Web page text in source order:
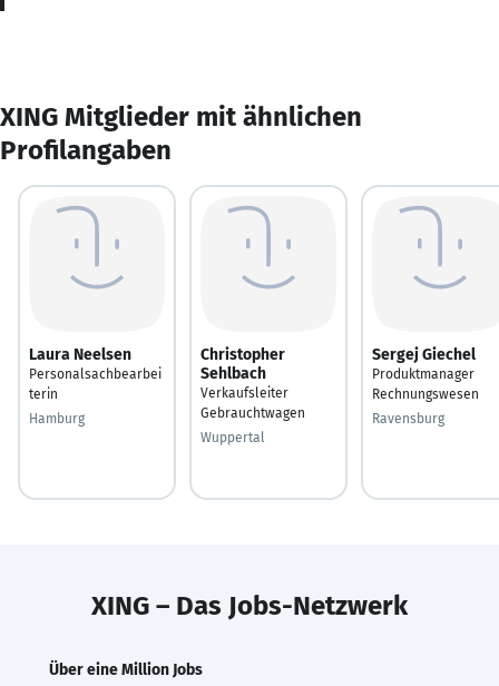
XING Mitglieder mit ähnlichen
Profilangaben
Laura Neelsen
Personalsachbearbei
terin
Hamburg
Christopher
Sehlbach
Verkaufsleiter
Gebrauchtwagen
Wuppertal
Sergej Giechel
Produktmanager
Rechnungswesen
Ravensburg
XING – Das Jobs-Netzwerk
Über eine Million Jobs